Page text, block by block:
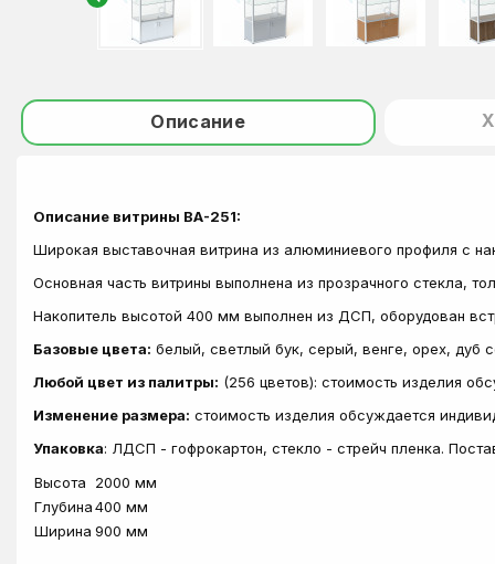
Описание
Описание витрины ВА-251:
Широкая выставочная витрина из алюминиевого профиля с
Основная часть витрины выполнена из прозрачного стекла,
Накопитель высотой 400 мм выполнен из ДСП, оборудован
Базовые цвета: белый, светлый бук, серый, венге, орех, дуб
Любой цвет из палитры: (256 цветов): стоимость изделия
Изменение размера: стоимость изделия обсуждается
Упаковка: ЛДСП - гофрокартон, стекло - стрейч пленка.
Высота
2000 мм
Глубина400 мм
Ширина 900 мм